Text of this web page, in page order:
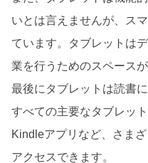
いとは言えませんが、ス
ています。タブレットは
業を行うためのスペースが
最後にタブレットは読書に
すべての主要なタブレッ
Kindleアプリなど、さま
アクセスできます。